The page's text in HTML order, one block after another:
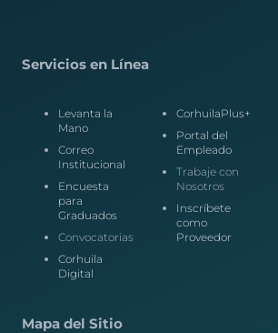
Servicios en Línea
Levanta la
Mano
Correo
Institucional
Encuesta
para
Graduados
Convocatorias
Corhuila
Digital
CorhuilaPlus+
Portal del
Empleado
Trabaje con
Nosotros
Inscríbete
como
Proveedor
Mapa del Sitio